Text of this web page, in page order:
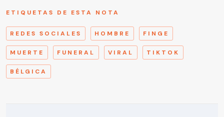
ETIQUETAS DE ESTA NOTA
REDES SOCIALES HOMBRE FINGE
MUERTE FUNERAL VIRAL TIKTOK
BÉLGICA